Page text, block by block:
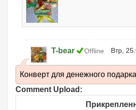
T-bear Offline Втр,
Конверт для денежного
Comment Upload: